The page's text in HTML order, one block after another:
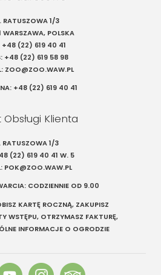
RATUSZOWA 1/3
POLSKA
+48 (22) 619 40 41
+48 (22) 619 58 98
ZOO@ZOO.WAW.PL
+48 (22) 619 40 41
Obsługi Klienta
RATUSZOWA 1/3
(22) 619 40 41 W. 5
POK@ZOO.WAW.PL
CODZIENNIE OD 9.00
KARTĘ ROCZNĄ, ZAKUPISZ
WSTĘPU, OTRZYMASZ FAKTURĘ,
INFORMACJE O OGRODZIE